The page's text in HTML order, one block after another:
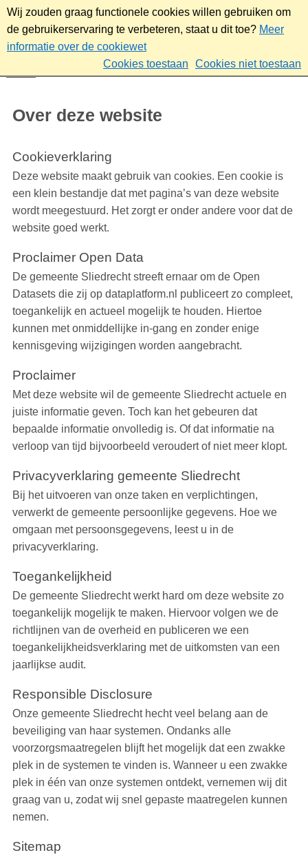
Wij zouden graag functionele cookies willen gebruiken om
de gebruikerservaring te verbeteren, staat u dit toe? Meer
informatie over de cookiewet
Cookies toestaan
Cookies niet toestaan
Over deze website
Over deze website
Cookieverklaring
Deze website maakt gebruik van cookies. Een cookie is
een klein bestandje dat met pagina’s van deze website
wordt meegestuurd. Het zorgt er onder andere voor dat de
website goed werkt.
Proclaimer Open Data
De gemeente Sliedrecht streeft ernaar om de Open
Datasets die zij op dataplatform.nl publiceert zo compleet,
toegankelijk en actueel mogelijk te houden. Hiertoe
kunnen met onmiddellijke in-gang en zonder enige
kennisgeving wijzigingen worden aangebracht.
Proclaimer
Met deze website wil de gemeente Sliedrecht actuele en
juiste informatie geven. Toch kan het gebeuren dat
bepaalde informatie onvolledig is. Of dat informatie na
verloop van tijd bijvoorbeeld veroudert of niet meer klopt.
Privacyverklaring gemeente Sliedrecht
Bij het uitvoeren van onze taken en verplichtingen,
verwerkt de gemeente persoonlijke gegevens. Hoe we
omgaan met persoonsgegevens, leest u in de
privacyverklaring.
Toegankelijkheid
De gemeente Sliedrecht werkt hard om deze website zo
toegankelijk mogelijk te maken. Hiervoor volgen we de
richtlijnen van de overheid en publiceren we een
toegankelijkheidsverklaring met de uitkomsten van een
jaarlijkse audit.
Responsible Disclosure
Onze gemeente Sliedrecht hecht veel belang aan de
beveiliging van haar systemen. Ondanks alle
voorzorgsmaatregelen blijft het mogelijk dat een zwakke
plek in de systemen te vinden is. Wanneer u een zwakke
plek in één van onze systemen ontdekt, vernemen wij dit
graag van u, zodat wij snel gepaste maatregelen kunnen
nemen.
Sitemap